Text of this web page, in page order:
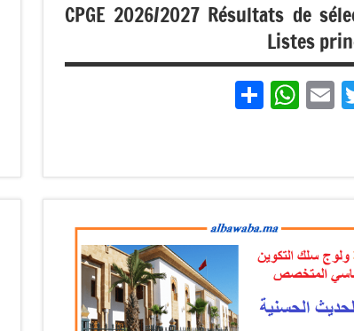
CPGE 2026/2027 Résultats de
Listes
Twitter
Email
WhatsApp